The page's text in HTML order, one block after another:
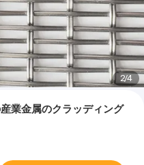
2/4
業金属のクラッディング